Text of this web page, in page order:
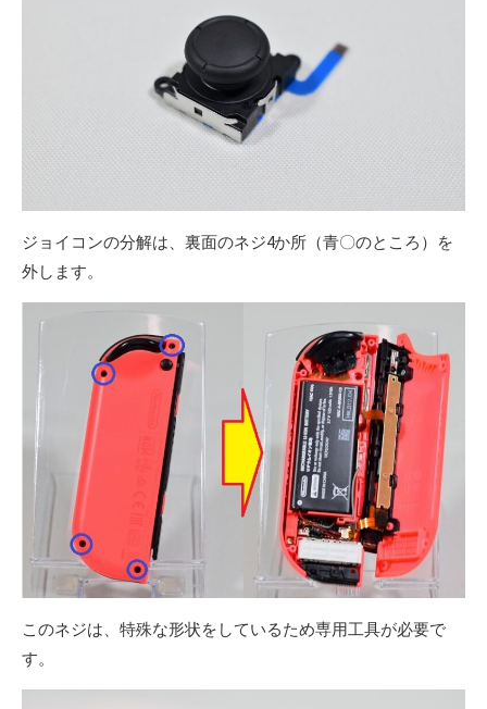
ジョイコンの分解は、裏面のネジ4か所（青〇のところ）を
外します。
このネジは、特殊な形状をしているため専用工具が必要で
す。